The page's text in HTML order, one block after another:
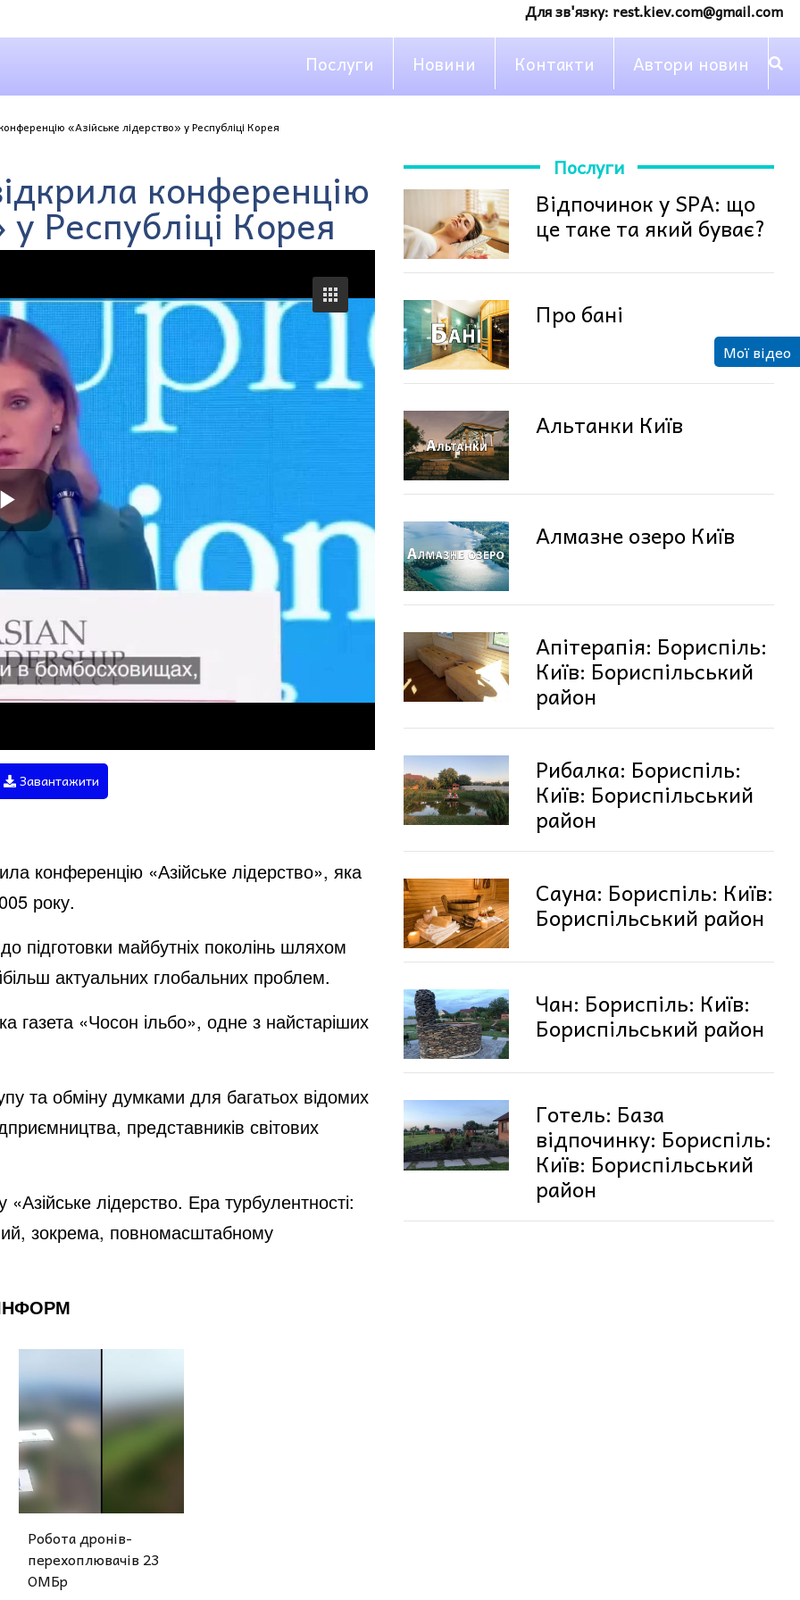
Для зв'язку: rest.kiev.com@gmail.com
Послуги Новини Контакти Автори новин
«Азійське лідерство» у Республіці Корея
конференцію
Республіці Корея
Завантажити
конференцію «Азійське лідерство», яка
року.
підготовки майбутніх поколінь шляхом
актуальних глобальних проблем.
газета «Чосон ільбо», одне з найстаріших
та обміну думками для багатьох відомих
представників світових
лідерство. Ера турбулентності:
зокрема, повномасштабному
ІНФОРМ
Робота дронів-
перехоплювачів 23
ОМБр
Послуги
Відпочинок у SPA: що
це таке та який буває?
Про бані
Альтанки Київ
Алмазне озеро Київ
Апітерапія: Бориспіль:
Київ: Бориспільський
район
Рибалка: Бориспіль:
Київ: Бориспільський
район
Сауна: Бориспіль: Київ:
Бориспільський район
Чан: Бориспіль: Київ:
Бориспільський район
Готель: База
відпочинку: Бориспіль:
Київ: Бориспільський
район
Мої відео